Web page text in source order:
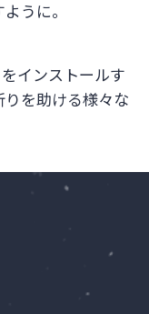
うに。
をインストールす
を助ける様々な